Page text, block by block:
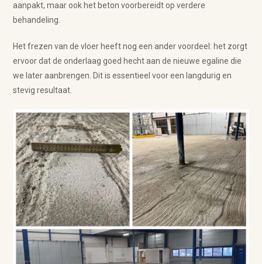
aanpakt, maar ook het beton voorbereidt op verdere
behandeling.
Het frezen van de vloer heeft nog een ander voordeel: het zorgt
ervoor dat de onderlaag goed hecht aan de nieuwe egaline die
we later aanbrengen. Dit is essentieel voor een langdurig en
stevig resultaat.